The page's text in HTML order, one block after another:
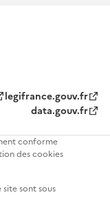
legifrance.gouv.fr
data.gouv.fr
conforme
des cookies
sont sous